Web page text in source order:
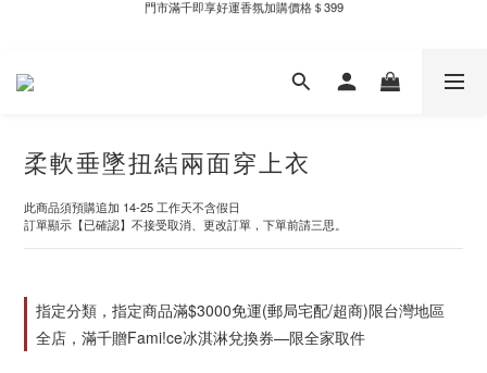
柔軟垂墜扭結兩面穿上衣
此商品須預購追加 14-25 工作天不含假日
訂單顯示【已確認】不接受取消、更改訂單，下單前請三思。
指定分類，指定商品滿$3000免運(郵局宅配/超商)限台灣地區
全店，滿千贈Fami!ce冰淇淋兌換券—限全家取件